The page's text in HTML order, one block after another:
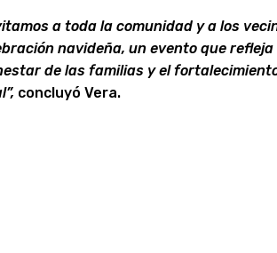
a toda la comunidad y a los
navideña, un evento que
de las familias y el
concluyó Vera.